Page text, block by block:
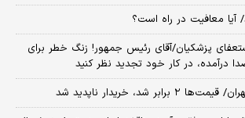
آیا معافیت در راه است؟
پزشکیان/آقای رئیس جمهور! زنگ خطر برای
درآمده، در کار خود تجدید نظر کنید
شد، خریدار ناپدید شد